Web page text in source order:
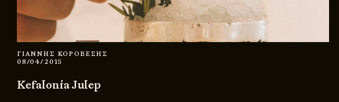
ΓΙΑΝΝΗΣ ΚΟΡΟΒΕΣΗΣ
08/04/2015
Kefalonía Julep